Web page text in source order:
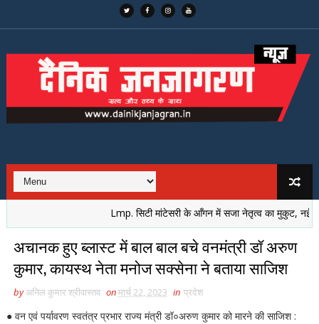
Lmp. सिटी मांटेसरी के आँगन में सजा नेतृत्व का मुकुट, नई पीढ़ी ने
अचानक हुए ब्लास्ट में बाल बाल बचे वनमंत्री डॉ अरुण
कुमार, कायस्थ नेता मनोज सक्सेना ने बताया साजिश
byअनिल कुमार श्रीवास्तव onमार्च 22, 2023 in प्रदेश
● वन एवं पर्यावरण स्वतंत्र प्रभार राज्य मंत्री डॉ०अरुण कुमार को मारने की साजिश :